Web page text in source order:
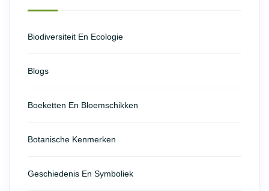
Biodiversiteit En Ecologie
Blogs
Boeketten En Bloemschikken
Botanische Kenmerken
Geschiedenis En Symboliek